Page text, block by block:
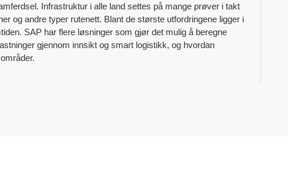
Infrastruktur i alle land settes på mange prøver i takt
og andre typer rutenett. Blant de største utfordringene ligger i
SAP har flere løsninger som gjør det mulig å beregne
gjennom innsikt og smart logistikk, og hvordan